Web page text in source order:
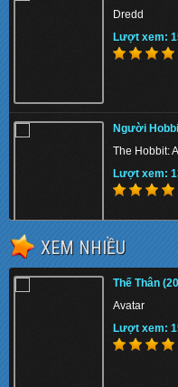
Dredd
Lượt xem:
Người
The Hobbit:
Lượt xem:
Cuộc Đời
Life of Pi
Lượt xem:
XEM NHIỀU
Thế Thân
Avatar
Lượt xem: